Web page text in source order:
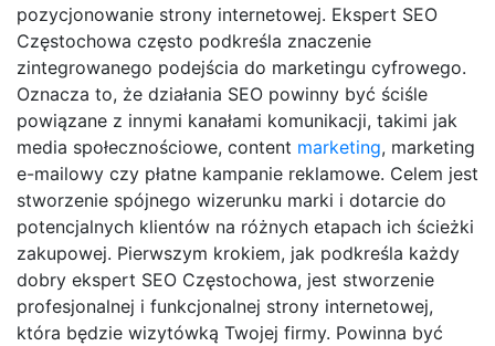
pozycjonowanie strony internetowej. Ekspert SEO
Częstochowa często podkreśla znaczenie
zintegrowanego podejścia do marketingu cyfrowego.
Oznacza to, że działania SEO powinny być ściśle
powiązane z innymi kanałami komunikacji, takimi jak
media społecznościowe, content marketing, marketing
e-mailowy czy płatne kampanie reklamowe. Celem jest
stworzenie spójnego wizerunku marki i dotarcie do
potencjalnych klientów na różnych etapach ich ścieżki
zakupowej. Pierwszym krokiem, jak podkreśla każdy
dobry ekspert SEO Częstochowa, jest stworzenie
profesjonalnej i funkcjonalnej strony internetowej,
która będzie wizytówką Twojej firmy. Powinna być